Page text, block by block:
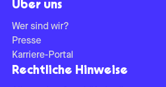
Über uns
Wer sind wir?
Presse
Karriere-Portal
Rechtliche Hinweise